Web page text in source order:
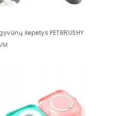
šepetys PETBRUSHY